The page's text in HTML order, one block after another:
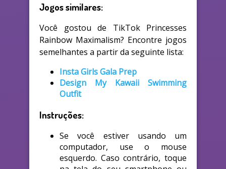
Jogos similares:
Você gostou de TikTok Princesses
Rainbow Maximalism? Encontre jogos
semelhantes a partir da seguinte lista:
Insta Girls Gala Prep
Design My Kawaii Swimming
Outfit
Instruções:
Se você estiver usando um
computador, use o mouse
esquerdo. Caso contrário, toque